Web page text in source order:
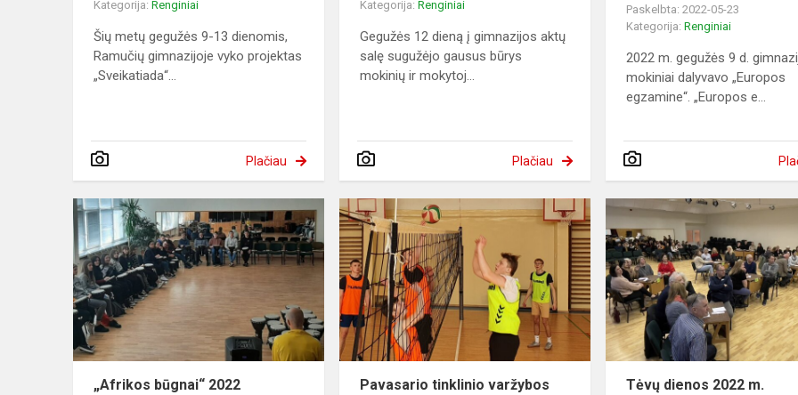
Kategorija: Renginiai
Šių metų gegužės 9-13 dienomis,
Ramučių gimnazijoje vyko projektas
„Sveikatiada“...
Plačiau
Kategorija:Renginiai
Gegužės 12 dieną į gimnazijos aktų
salę sugužėjo gausus būrys
mokinių ir mokytoj...
Plačiau
Paskelbta: 2022-05-23
Kategorija:Renginiai
2022 m. gegužės 9 d.
mokiniai dalyvavo „Europos
egzamine“. „Europos e...
„Afrikos būgnai“ 2022
Pavasario tinklinio varžybos
Tėvų dienos 2022 m.